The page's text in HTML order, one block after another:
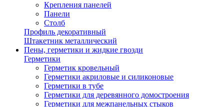
Крепления панелей
Панели
Столб
Профиль декоративный
Штакетник металлический
Пены, герметики и жидкие гвозди
Герметики
Герметик кровельный
Герметики акриловые и силиконовые
Герметики в тубе
Герметики для деревянного домостроения
Герметики для межпанельных стыков